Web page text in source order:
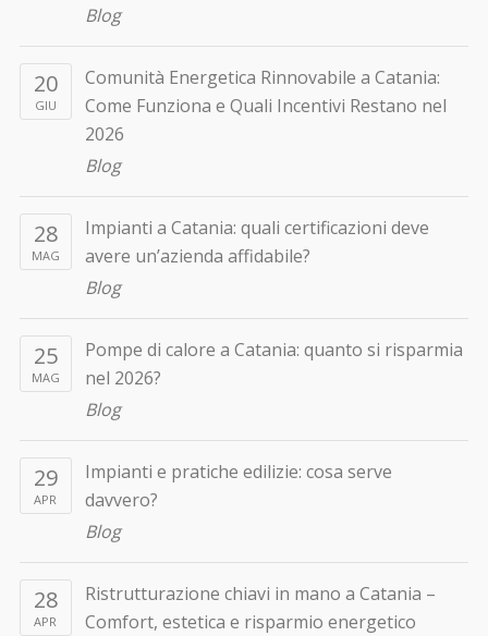
Blog
20
GIU
Comunità Energetica Rinnovabile a Catania:
Come Funziona e Quali Incentivi Restano nel
2026
Blog
28
MAG
Impianti a Catania: quali certificazioni deve
avere un’azienda affidabile?
Blog
25
MAG
Pompe di calore a Catania: quanto si risparmia
nel 2026?
Blog
29
APR
Impianti e pratiche edilizie: cosa serve
davvero?
Blog
28
APR
Ristrutturazione chiavi in mano a Catania –
Comfort, estetica e risparmio energetico